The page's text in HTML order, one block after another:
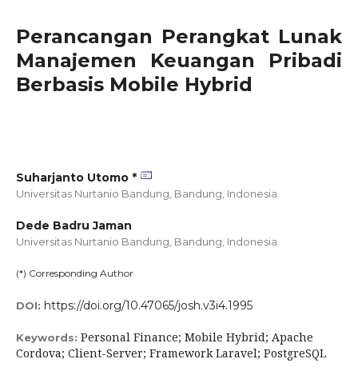
Perancangan Perangkat Lunak
Manajemen Keuangan Pribadi
Berbasis Mobile Hybrid
Suharjanto Utomo *
Universitas Nurtanio Bandung, Bandung, Indonesia
Dede Badru Jaman
Universitas Nurtanio Bandung, Bandung, Indonesia
(*) Corresponding Author
DOI: https://doi.org/10.47065/josh.v3i4.1995
Keywords: Personal Finance; Mobile Hybrid; Apache
Cordova; Client-Server; Framework Laravel; PostgreSQL